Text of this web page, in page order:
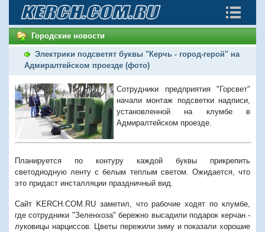
Городские новости
Электрики подсветят буквы "Керчь - город-герой" на
Адмиралтейском проезде (фото)
Сотрудники предприятия "Горсвет"
начали монтаж подсветки надписи,
установленной на клумбе в
Адмиралтейском проезде.
Планируется по контуру каждой буквы прикрепить
светодиодную ленту с белым теплым светом. Ожидается, что
это придаст инсталляции праздничный вид.
Сайт KERCH.COM.RU заметил, что рабочие ходят по клумбе,
где сотрудники "Зеленхоза" бережно высадили подарок керчан -
луковицы нарциссов. Цветы пережили зиму и показали хорошие